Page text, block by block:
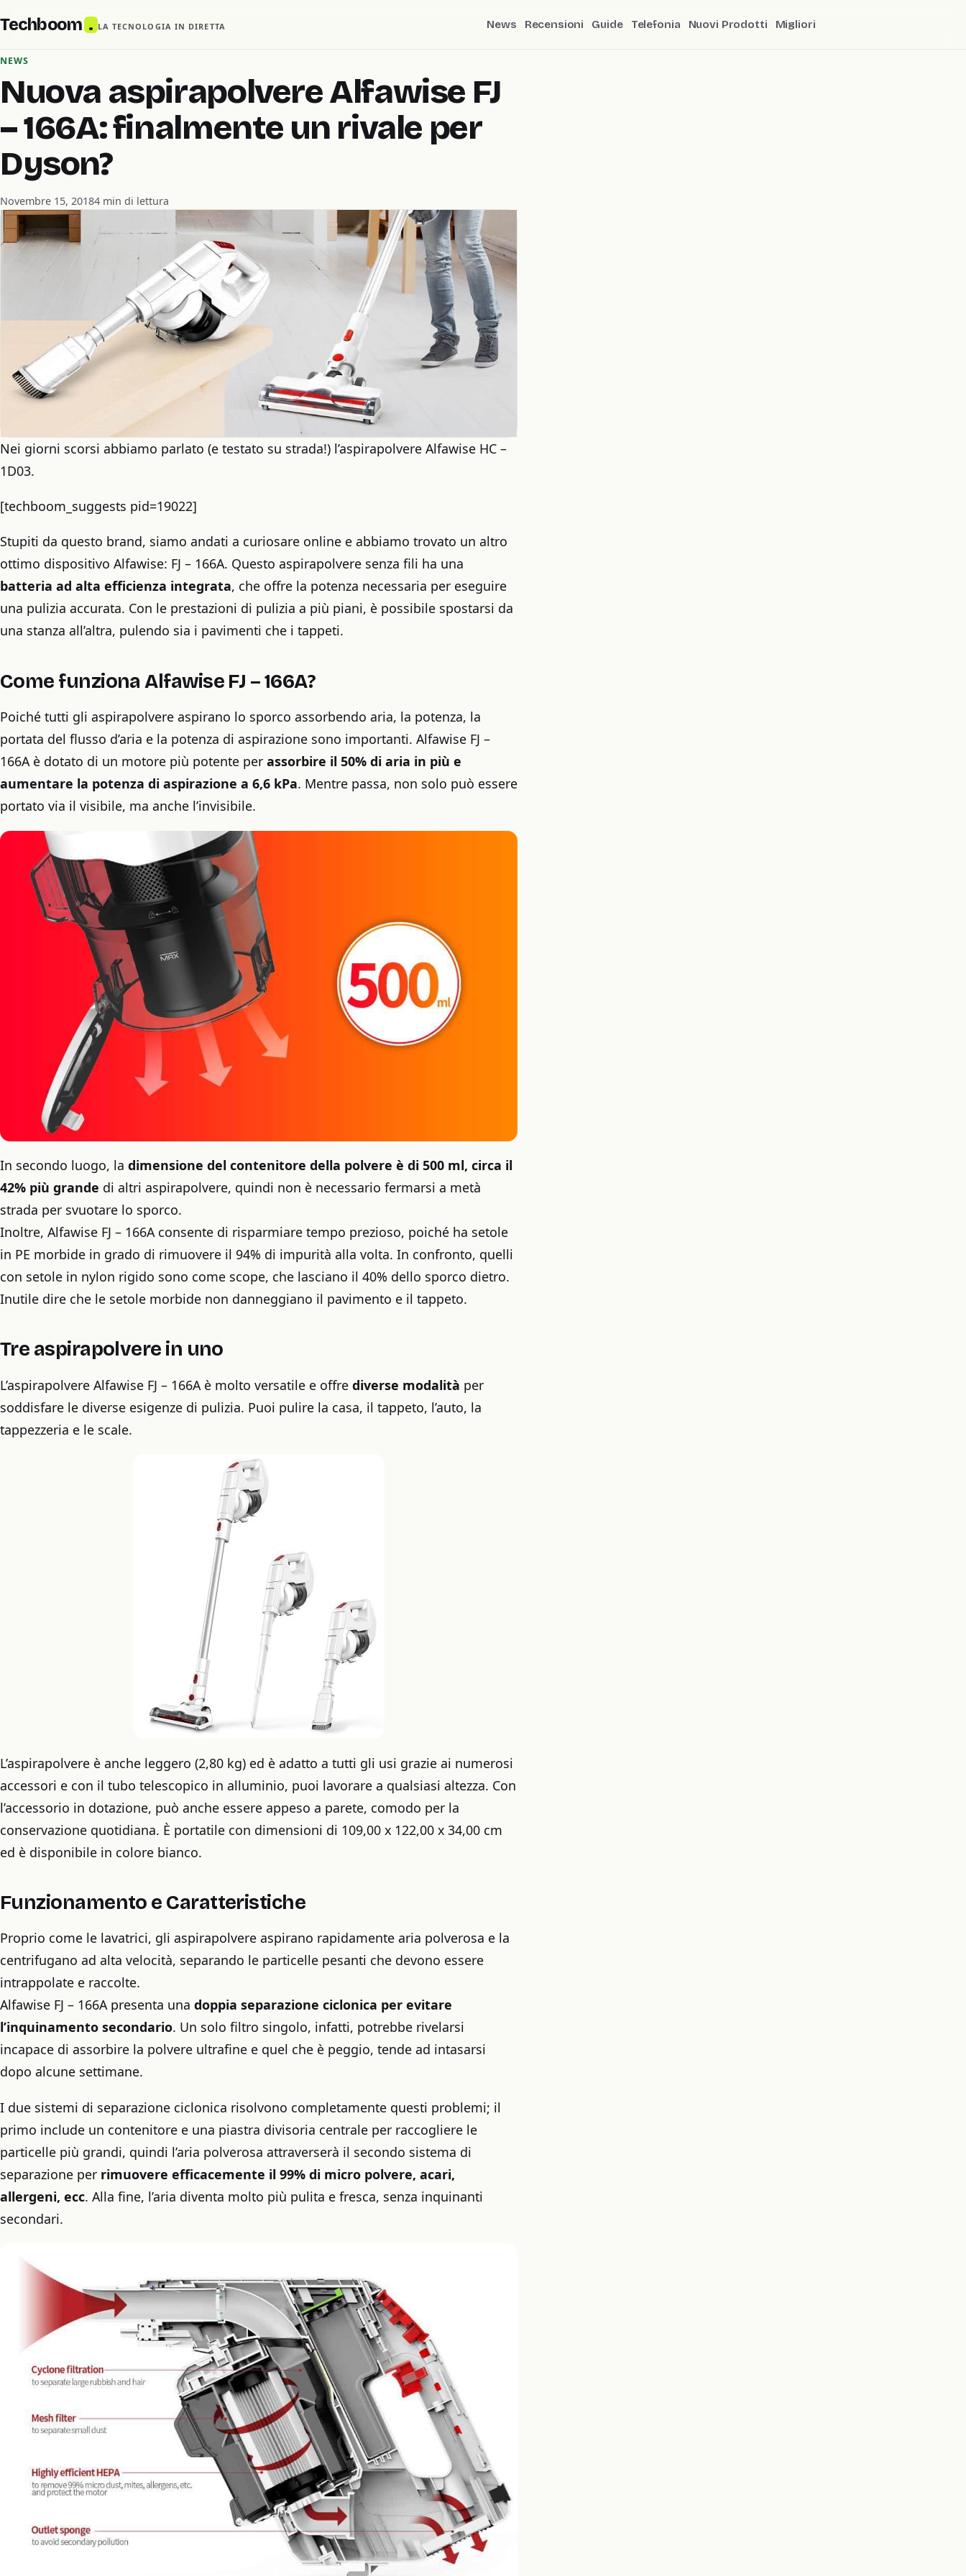
Techboom . LA TECNOLOGIA IN DIRETTA News Recensioni Guide Telefonia Nuovi Prodotti Migliori
NEWS
Nuova aspirapolvere Alfawise FJ
– 166A: finalmente un rivale per
Dyson?
Novembre 15, 20184 min di lettura
Nei giorni scorsi abbiamo parlato (e testato su strada!) l’aspirapolvere Alfawise HC –
1D03.
[techboom_suggests pid=19022]
Stupiti da questo brand, siamo andati a curiosare online e abbiamo trovato un altro
ottimo dispositivo Alfawise: FJ – 166A. Questo aspirapolvere senza fili ha una
batteria ad alta efficienza integrata, che offre la potenza necessaria per eseguire
una pulizia accurata. Con le prestazioni di pulizia a più piani, è possibile spostarsi da
una stanza all’altra, pulendo sia i pavimenti che i tappeti.
Come funziona Alfawise FJ – 166A?
Poiché tutti gli aspirapolvere aspirano lo sporco assorbendo aria, la potenza, la
portata del flusso d’aria e la potenza di aspirazione sono importanti. Alfawise FJ –
166A è dotato di un motore più potente per assorbire il 50% di aria in più e
aumentare la potenza di aspirazione a 6,6 kPa. Mentre passa, non solo può essere
portato via il visibile, ma anche l’invisibile.
In secondo luogo, la dimensione del contenitore della polvere è di 500 ml, circa il
42% più grande di altri aspirapolvere, quindi non è necessario fermarsi a metà
strada per svuotare lo sporco.
Inoltre, Alfawise FJ – 166A consente di risparmiare tempo prezioso, poiché ha setole
in PE morbide in grado di rimuovere il 94% di impurità alla volta. In confronto, quelli
con setole in nylon rigido sono come scope, che lasciano il 40% dello sporco dietro.
Inutile dire che le setole morbide non danneggiano il pavimento e il tappeto.
Tre aspirapolvere in uno
L’aspirapolvere Alfawise FJ – 166A è molto versatile e offre diverse modalità per
soddisfare le diverse esigenze di pulizia. Puoi pulire la casa, il tappeto, l’auto, la
tappezzeria e le scale.
L’aspirapolvere è anche leggero (2,80 kg) ed è adatto a tutti gli usi grazie ai numerosi
accessori e con il tubo telescopico in alluminio, puoi lavorare a qualsiasi altezza. Con
l’accessorio in dotazione, può anche essere appeso a parete, comodo per la
conservazione quotidiana. È portatile con dimensioni di 109,00 x 122,00 x 34,00 cm
ed è disponibile in colore bianco.
Funzionamento e Caratteristiche
Proprio come le lavatrici, gli aspirapolvere aspirano rapidamente aria polverosa e la
centrifugano ad alta velocità, separando le particelle pesanti che devono essere
intrappolate e raccolte.
Alfawise FJ – 166A presenta una doppia separazione ciclonica per evitare
l’inquinamento secondario. Un solo filtro singolo, infatti, potrebbe rivelarsi
incapace di assorbire la polvere ultrafine e quel che è peggio, tende ad intasarsi
dopo alcune settimane.
I due sistemi di separazione ciclonica risolvono completamente questi problemi; il
primo include un contenitore e una piastra divisoria centrale per raccogliere le
particelle più grandi, quindi l’aria polverosa attraverserà il secondo sistema di
separazione per rimuovere efficacemente il 99% di micro polvere, acari,
allergeni, ecc. Alla fine, l’aria diventa molto più pulita e fresca, senza inquinanti
secondari.